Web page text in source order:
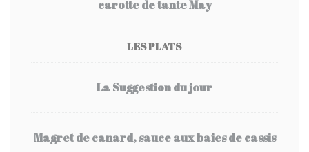
carotte de tante May
LES PLATS
La Suggestion du jour
Magret de canard, sauce aux baies de cassis